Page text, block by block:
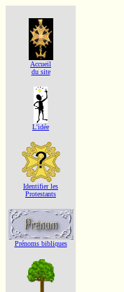
Accueil
du site
L'idée
Identifier les
Protestants
Prénoms bibliques